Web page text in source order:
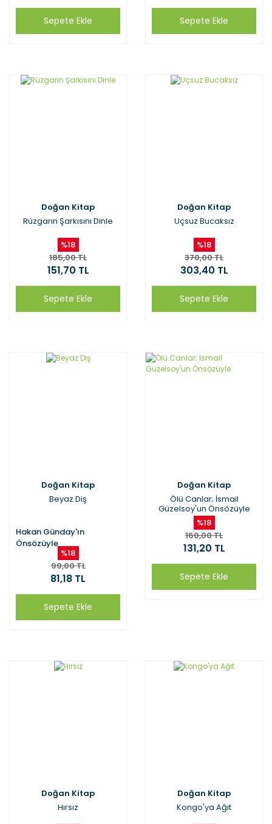
Sepete Ekle Sepete Ekle
Doğan Kitap
Rüzgarın Şarkısını Dinle
%18
185,00 TL
151,70 TL
Sepete Ekle
Doğan Kitap
Uçsuz Bucaksız
%18
370,00 TL
303,40 TL
Sepete Ekle
Doğan Kitap
Beyaz Diş
Hakan Günday'ın
Önsözüyle
%18
99,00 TL
81,18 TL
Sepete Ekle
Doğan Kitap
Ölü Canlar; İsmail
Güzelsoy'un Önsözüyle
%18
160,00 TL
131,20 TL
Sepete Ekle
Doğan Kitap
Hırsız
Doğan Kitap
Kongo'ya Ağıt